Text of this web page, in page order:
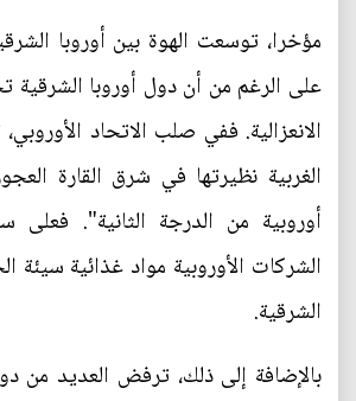
مؤخرا، توسعت الهوة بين أوروبا
على الرغم من أن دول أوروبا
الانعزالية. ففي صلب الاتحاد
الغربية نظيرتها في شرق القارة
أوروبية من الدرجة الثانية". فعلى
الشركات الأوروبية مواد غذائية سيئة
الشرقية.
بالإضافة إلى ذلك، ترفض العديد من